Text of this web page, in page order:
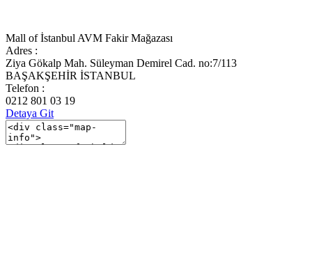
Mall of İstanbul AVM Fakir Mağazası
Adres :
Ziya Gökalp Mah. Süleyman Demirel Cad. no:7/113
BAŞAKŞEHİR İSTANBUL
Telefon :
0212 801 03 19
Detaya Git